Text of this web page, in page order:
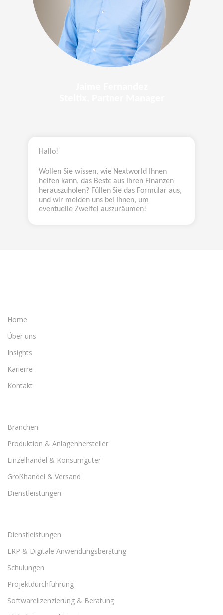
Hallo!
Wollen Sie wissen, wie Nextworld Ihnen
helfen kann, das Beste aus Ihren Finanzen
herauszuholen? Füllen Sie das Formular aus,
und wir melden uns bei Ihnen, um
eventuelle Zweifel auszuräumen!
Home
Über uns
Insights
Karierre
Kontakt
Branchen
Produktion & Anlagenhersteller
Einzelhandel & Konsumgüter
Großhandel & Versand
Dienstleistungen
Dienstleistungen
ERP & Digitale Anwendungsberatung
Schulungen
Projektdurchführung
Softwarelizenzierung & Beratung